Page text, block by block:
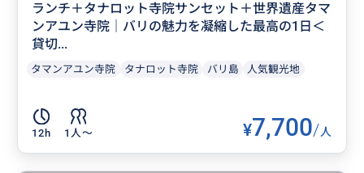
ランチ＋タナロット寺院サンセット＋世界遺産タマ
ンアユン寺院｜バリの魅力を凝縮した最高の1日＜
貸切...
タマンアユン寺院 タナロット寺院 バリ島 人気観光地
12h 1人〜 ¥7,700/人